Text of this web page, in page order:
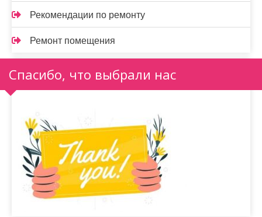
Рекомендации по ремонту
Ремонт помещения
Спасибо, что выбрали нас